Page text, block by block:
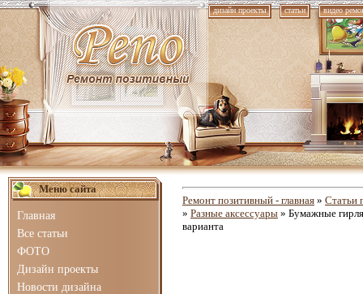
дизайн проекты статьи видео
Меню сайта
Главная
Все статьи
ФОТО
Дизайн проекты
Новости дизайна
Ремонт позитивный - главная » Статьи
» Разные аксессуары » Бумажные
варианта